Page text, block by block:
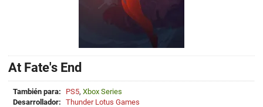
At Fate's End
También para: PS5, Xbox Series
Desarrollador: Thunder Lotus Games